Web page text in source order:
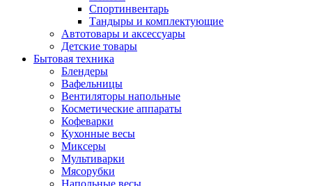
Спортинвентарь
Тандыры и комплектующие
Автотовары и аксессуары
Детские товары
Бытовая техника
Блендеры
Вафельницы
Вентиляторы напольные
Косметические аппараты
Кофеварки
Кухонные весы
Миксеры
Мультиварки
Мясорубки
Напольные весы